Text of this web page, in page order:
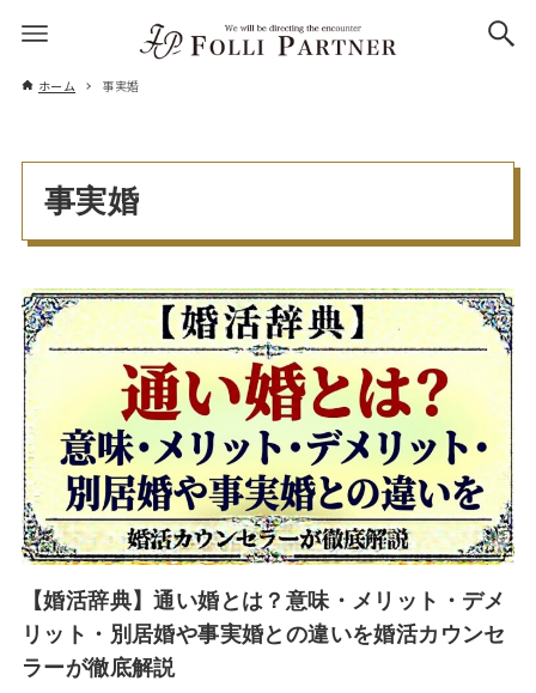
ホーム 事実婚
事実婚
【婚活辞典】通い婚とは？意味・メリット・デメ
リット・別居婚や事実婚との違いを婚活カウンセ
ラーが徹底解説